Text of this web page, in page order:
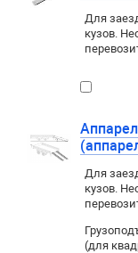
Для
кузов.
Для
кузов.
(для